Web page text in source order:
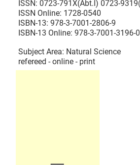
ISSN: 0723-791X(Abt.I) 0723-
ISSN Online: 1728-0540
ISBN-13: 978-3-7001-2806-9
ISBN-13 Online: 978-3-7001-3196-0
Subject Area: Natural Science
refereed - online - print